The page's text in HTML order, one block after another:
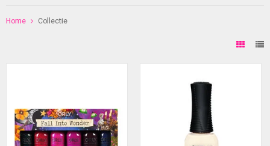
Home Collectie